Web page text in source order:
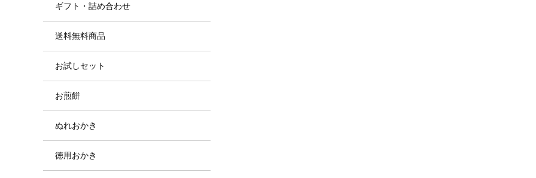
ギフト・詰め合わせ
送料無料商品
お試しセット
お煎餅
ぬれおかき
徳用おかき